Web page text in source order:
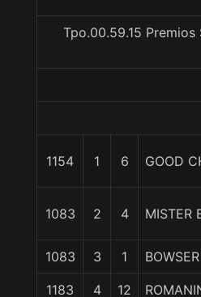
Tpo.00.59.15
1154 1 6 GOOD
1083 2 4 MISTER
1083 3 1 BOWSER
1183 4 12